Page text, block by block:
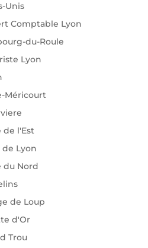
Unis
Comptable Lyon
du-Roule
Lyon
Méricourt
de l'Est
Lyon
du Nord
de Loup
d'Or
Trou